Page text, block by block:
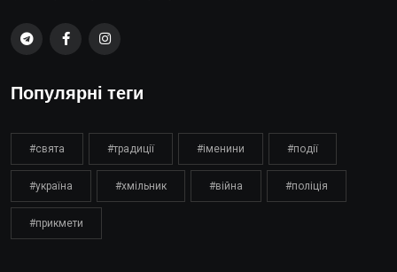
Популярні теги
#свята #традиції #іменини #події
#україна #хмільник #війна #поліція
#прикмети